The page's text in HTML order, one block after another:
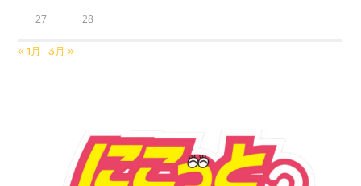
27 28
« 1月 3月 »